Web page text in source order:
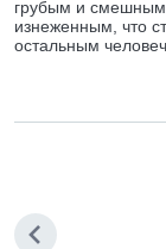
грубым и
изнеженным, что
остальным